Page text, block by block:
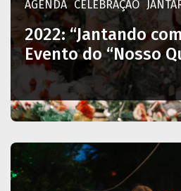
AGENDA CELEBRAÇÃO
2022: “Jantando
Evento do “Nosso